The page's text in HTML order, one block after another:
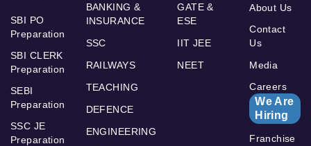
SBI PO
Preparation
SBI CLERK
Preparation
SEBI
Preparation
SSC JE
Preparation
BANKING &
INSURANCE
SSC
RAILWAYS
TEACHING
DEFENCE
ENGINEERING
GATE &
ESE
IIT JEE
NEET
About Us
Contact
Us
Media
Careers
We Are
Hiring
Franchise